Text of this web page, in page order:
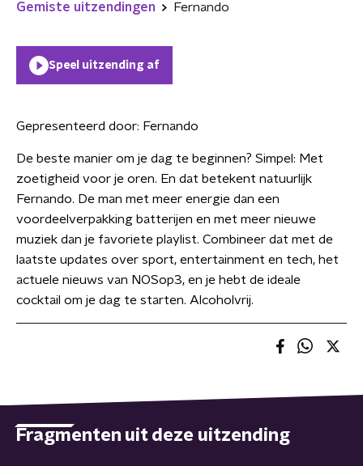
Gemiste uitzendingen Fernando
Speel uitzending af
Gepresenteerd door: Fernando
De beste manier om je dag te beginnen? Simpel: Met
zoetigheid voor je oren. En dat betekent natuurlijk
Fernando. De man met meer energie dan een
voordeelverpakking batterijen en met meer nieuwe
muziek dan je favoriete playlist. Combineer dat met de
laatste updates over sport, entertainment en tech, het
actuele nieuws van NOSop3, en je hebt de ideale
cocktail om je dag te starten. Alcoholvrij.
Fragmenten uit deze uitzending